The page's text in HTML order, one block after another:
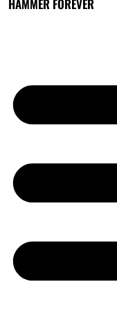
HAMMER FOREVER